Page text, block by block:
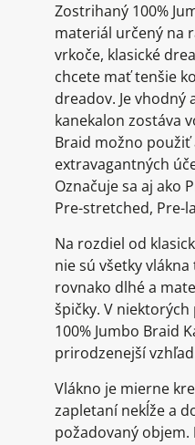
Zostrihaný 100%
materiál určený na
vrkoče, klasické
chcete mať tenšie
dreadov. Je vhodný
kanekalon zostáva
Braid možno použiť
extravagantných
Označuje sa aj ako
Pre-stretched, Pre-
Na rozdiel od
nie sú všetky
rovnako dlhé a
špičky. V
100% Jumbo Braid
prirodzenejší
Vlákno je mierne
zapletaní nekĺže a
požadovaný objem.